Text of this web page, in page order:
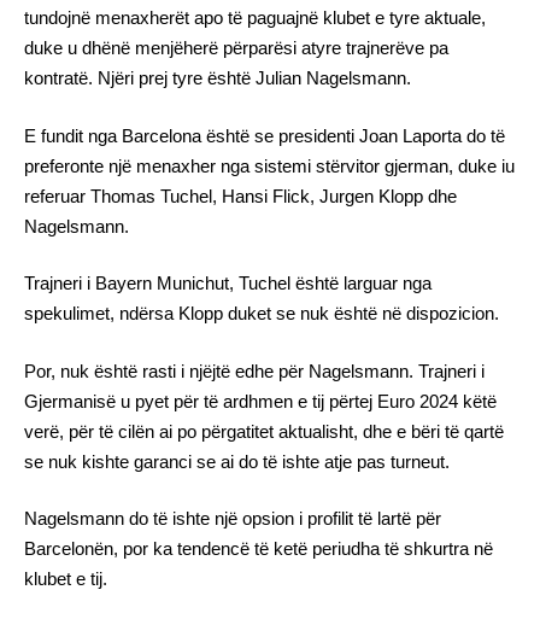
tundojnë menaxherët apo të paguajnë klubet e tyre aktuale,
duke u dhënë menjëherë përparësi atyre trajnerëve pa
kontratë. Njëri prej tyre është Julian Nagelsmann.
E fundit nga Barcelona është se presidenti Joan Laporta do të
preferonte një menaxher nga sistemi stërvitor gjerman, duke iu
referuar Thomas Tuchel, Hansi Flick, Jurgen Klopp dhe
Nagelsmann.
Trajneri i Bayern Munichut, Tuchel është larguar nga
spekulimet, ndërsa Klopp duket se nuk është në dispozicion.
Por, nuk është rasti i njëjtë edhe për Nagelsmann. Trajneri i
Gjermanisë u pyet për të ardhmen e tij përtej Euro 2024 këtë
verë, për të cilën ai po përgatitet aktualisht, dhe e bëri të qartë
se nuk kishte garanci se ai do të ishte atje pas turneut.
Nagelsmann do të ishte një opsion i profilit të lartë për
Barcelonën, por ka tendencë të ketë periudha të shkurtra në
klubet e tij.